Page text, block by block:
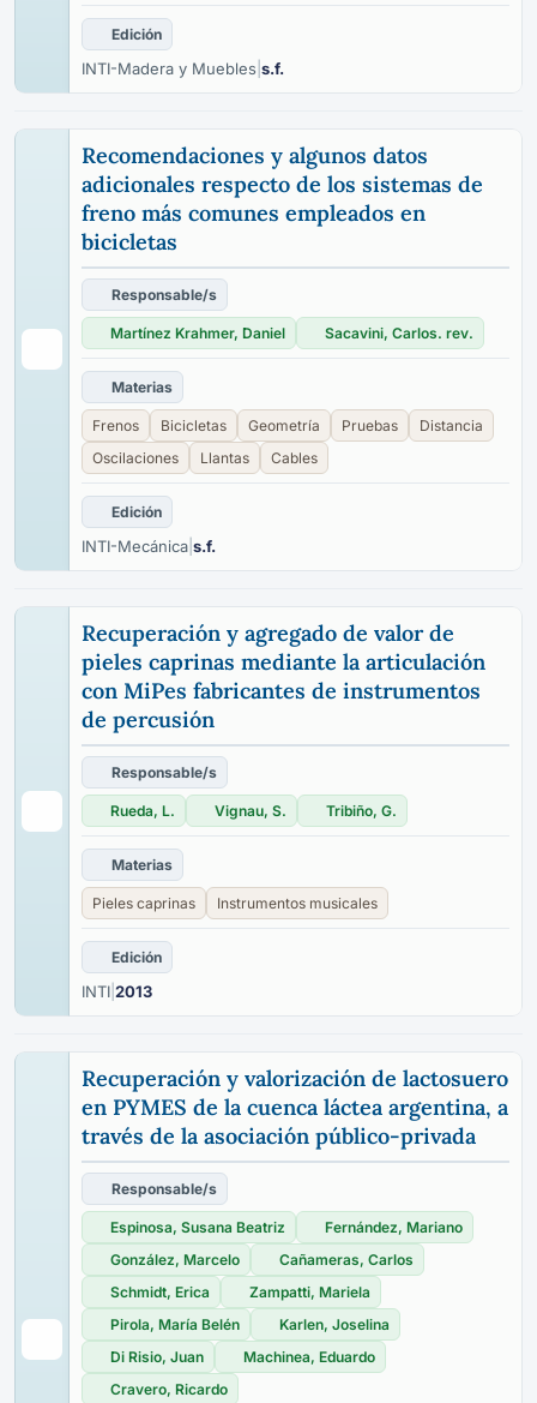
Edición
INTI-Madera y Muebles s.f.
Recomendaciones y algunos datos
adicionales respecto de los sistemas de
freno más comunes empleados en
bicicletas
Responsable/s
Martínez Krahmer, Daniel Sacavini, Carlos. rev.
Materias
Frenos Bicicletas Geometría Pruebas
Distancia
Oscilaciones
Llantas Cables
Edición
INTI-Mecánica s.f.
Recuperación y agregado de valor de
pieles caprinas mediante la articulación
con MiPes fabricantes de instrumentos
de percusión
Responsable/s
Rueda, L. Vignau, S. Tribiño, G.
Materias
Pieles caprinas Instrumentos musicales
Edición
INTI 2013
Recuperación y valorización de lactosuero
en PYMES de la cuenca láctea argentina, a
través de la asociación público-privada
Responsable/s
Espinosa, Susana Beatriz
Fernández, Mariano
González, Marcelo
Cañameras, Carlos
Schmidt, Erica
Zampatti, Mariela
Pirola, María Belén
Karlen, Joselina
Di Risio, Juan
Machinea, Eduardo
Cravero, Ricardo